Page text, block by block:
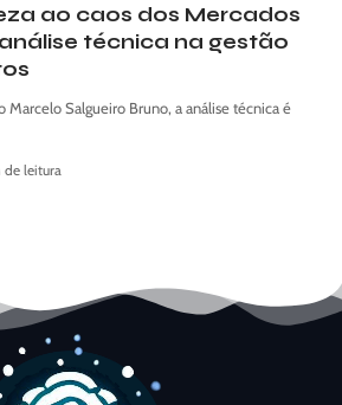
ao caos dos Mercados
técnica na gestão
Marcelo Salgueiro Bruno, a análise técnica é
leitura